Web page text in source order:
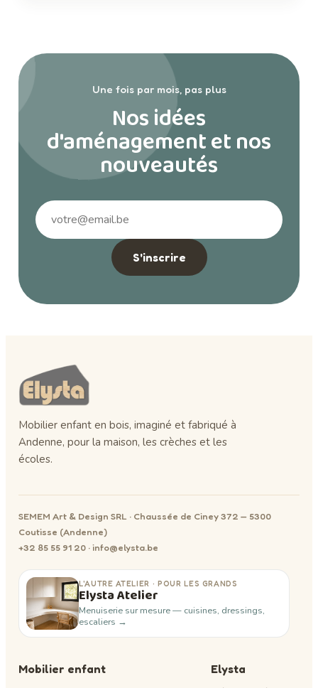
Une fois par mois, pas plus
Nos idées
d'aménagement et nos
nouveautés
S'inscrire
Mobilier enfant en bois, imaginé et fabriqué à
Andenne, pour la maison, les crèches et les
écoles.
SEMEM Art & Design SRL · Chaussée de Ciney 372 — 5300
Coutisse (Andenne)
+32 85 55 91 20 · info@elysta.be
L'AUTRE ATELIER · POUR LES GRANDS
Elysta Atelier
Menuiserie sur mesure — cuisines, dressings,
escaliers →
Mobilier enfant
Elysta